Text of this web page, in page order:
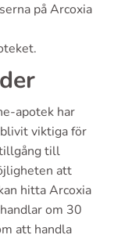
på Arcoxia
apotek har
viktiga för
till
att
hitta Arcoxia
om 30
att handla